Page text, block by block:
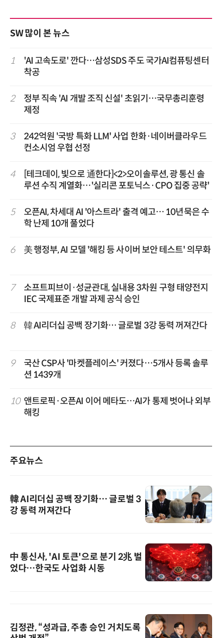
SW 많이 본 뉴스
1
'AI 고속도로' 깐다…삼성SDS 주도 국가AI컴퓨팅센터
착공
2
정부 직속 'AI 개발 조직 신설' 초읽기…국무총리훈령
제정
3
242억원 '국방 특화 LLM' 사업 한화·네이버클라우드
컨소시엄 우협 선정
4
[테크데이, 빛으로 通한다]<2>오이솔루션, 광 통신 솔
루션 수직 계열화…'실리콘 포토닉스·CPO 집중 공략'
5
오픈AI, 차세대 AI '아스트라' 출격 예고… 10년묵은 수
학 난제 10개 풀었다
6 美 행정부, AI 모델 '해킹 등 사이버 보안 테스트' 의무화
7
소프트피브이·성균관대, 실내용 3차원 구형 태양전지
IEC 국제표준 개발 과제 공식 승인
8 韓 AI리더십 공백 장기화… 글로벌 3강 동력 꺼져간다
9
국산 CSP사 '마켓플레이스' 커졌다…5개사 등록 솔루
션 1439개
10 앤트로픽·오픈AI 이어 메타도…AI가 통제 벗어나 외부
해킹
주요뉴스
韓 AI리더십 공백 장기화… 글로벌 3
강 동력 꺼져간다
中 통신사, 'AI 토큰'으로 분기 2兆 벌
었다…한국도 사업화 시동
김정관, “성과급, 주총 승인 거치도록